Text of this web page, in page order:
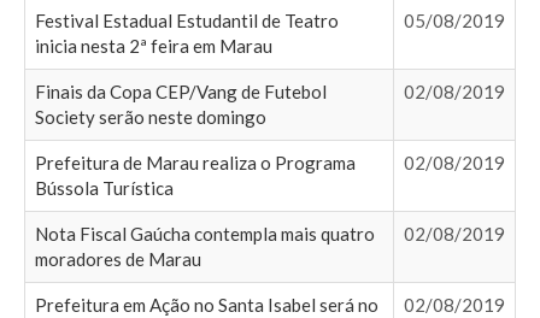
Festival Estadual Estudantil de Teatro
inicia nesta 2ª feira em Marau
05/08/2019
Finais da Copa CEP/Vang de Futebol
Society serão neste domingo
02/08/2019
Prefeitura de Marau realiza o Programa
Bússola Turística
02/08/2019
Nota Fiscal Gaúcha contempla mais quatro
moradores de Marau
02/08/2019
Prefeitura em Ação no Santa Isabel será no
02/08/2019